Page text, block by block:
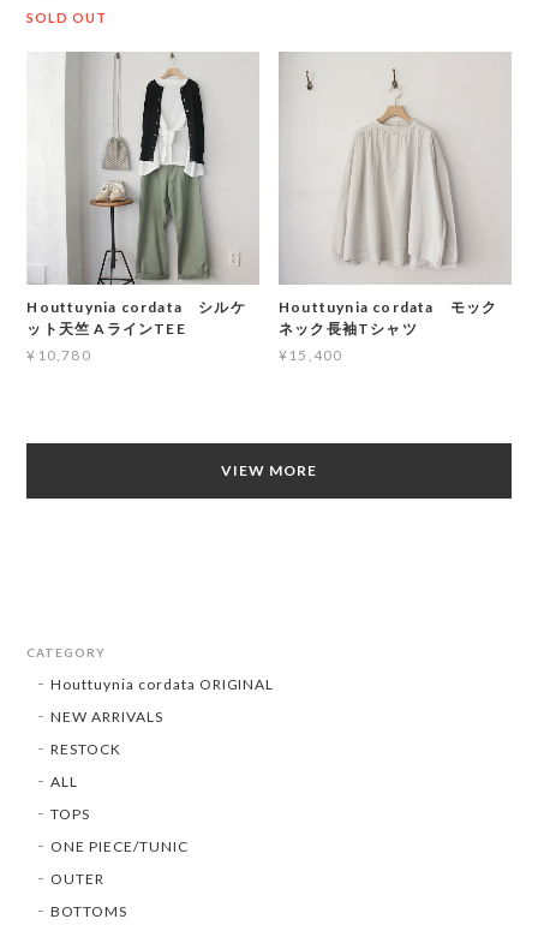
SOLD OUT
Houttuynia cordata シルケ
ット天竺 AラインTEE
¥10,780
Houttuynia cordata モック
ネック長袖Tシャツ
¥15,400
VIEW MORE
CATEGORY
Houttuynia cordata ORIGINAL
NEW ARRIVALS
RESTOCK
ALL
TOPS
ONE PIECE/TUNIC
OUTER
BOTTOMS